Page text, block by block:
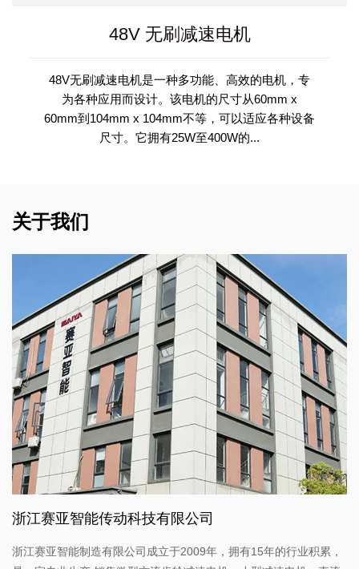
48V 无刷减速电机
48V无刷减速电机是一种多功能、高效的电机，专
为各种应用而设计。该电机的尺寸从60mm x
60mm到104mm x 104mm不等，可以适应各种设备
尺寸。它拥有25W至400W的...
关于我们
浙江赛亚智能传动科技有限公司
浙江赛亚智能制造有限公司成立于2009年，拥有15年的行业积累，